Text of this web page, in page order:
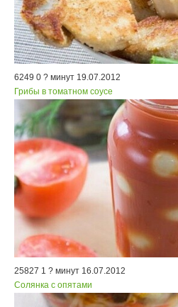
6249 0 ? минут 19.07.2012
Грибы в томатном соусе
25827 1 ? минут 16.07.2012
Солянка с опятами